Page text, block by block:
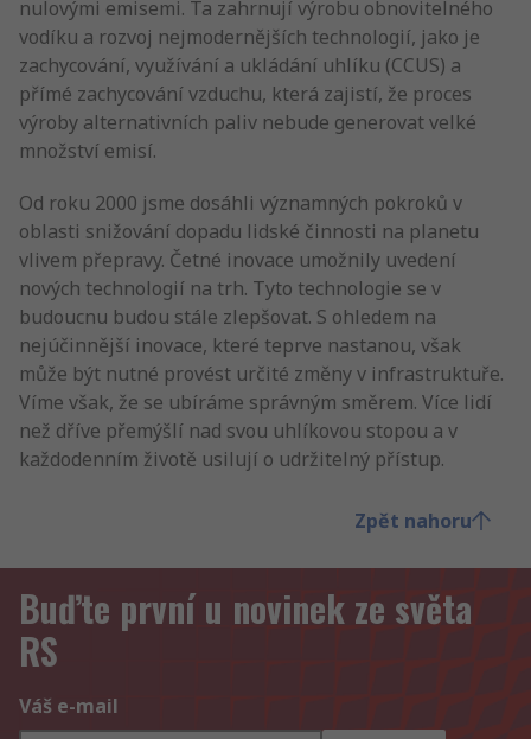
nulovými emisemi. Ta zahrnují výrobu obnovitelného
vodíku a rozvoj nejmodernějších technologií, jako je
zachycování, využívání a ukládání uhlíku (CCUS) a
přímé zachycování vzduchu, která zajistí, že proces
výroby alternativních paliv nebude generovat velké
množství emisí.
Od roku 2000 jsme dosáhli významných pokroků v
oblasti snižování dopadu lidské činnosti na planetu
vlivem přepravy. Četné inovace umožnily uvedení
nových technologií na trh. Tyto technologie se v
budoucnu budou stále zlepšovat. S ohledem na
nejúčinnější inovace, které teprve nastanou, však
může být nutné provést určité změny v infrastruktuře.
Víme však, že se ubíráme správným směrem. Více lidí
než dříve přemýšlí nad svou uhlíkovou stopou a v
každodenním životě usilují o udržitelný přístup.
Zpět nahoru
Buďte první u novinek ze světa
RS
Váš e-mail